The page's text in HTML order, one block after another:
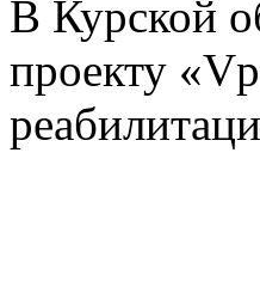
В Курской
проекту